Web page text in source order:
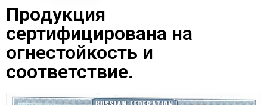
Продукция
сертифицирована на
огнестойкость и
соответствие.